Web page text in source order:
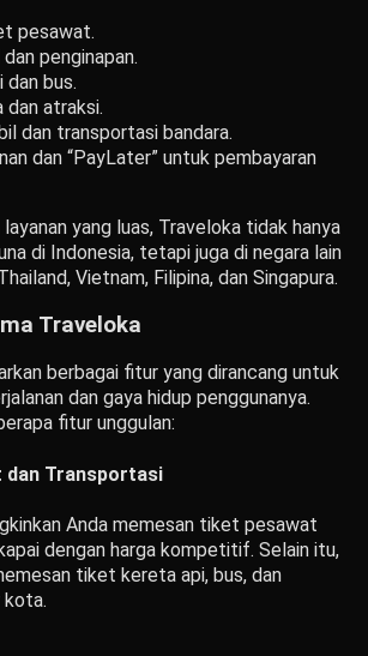
pesawat.
penginapan.
bus.
atraksi.
dan transportasi bandara.
dan “PayLater” untuk pembayaran
layanan yang luas, Traveloka tidak hanya
di Indonesia, tetapi juga di negara lain
Vietnam, Filipina, dan Singapura.
Traveloka
berbagai fitur yang dirancang untuk
dan gaya hidup penggunanya.
fitur unggulan:
dan Transportasi
Anda memesan tiket pesawat
dengan harga kompetitif. Selain itu,
tiket kereta api, bus, dan